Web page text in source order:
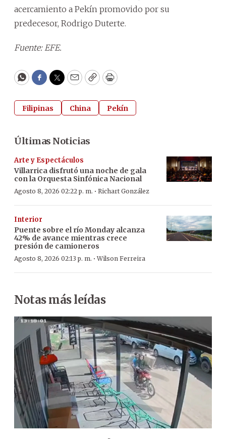
acercamiento a Pekín promovido por su
predecesor, Rodrigo Duterte.
Fuente: EFE.
WhatsApp
Facebook
Twitter
EmailCopyPrint
Filipinas China Pekín
Últimas Noticias
Arte y Espectáculos
Villarrica disfrutó una noche de gala
con la Orquesta Sinfónica Nacional
Agosto 8, 2026 02:22 p. m. · Richart González
Interior
Puente sobre el río Monday alcanza
42% de avance mientras crece
presión de camioneros
Agosto 8, 2026 02:13 p. m. ·Wilson Ferreira
Notas más leídas